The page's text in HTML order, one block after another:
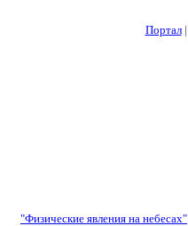
Портал|
"Физические явления на небесах"